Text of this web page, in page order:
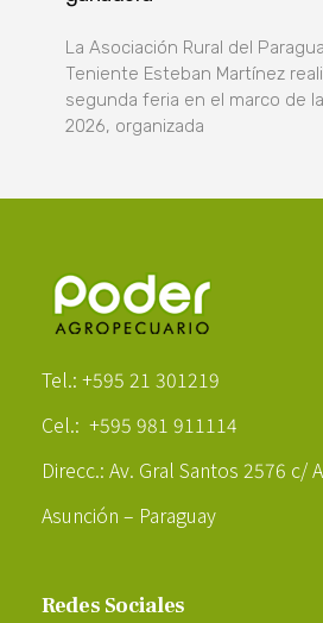
La Asociación Rural del
Teniente Esteban Martínez
segunda feria en el marco de
2026, organizada
Tel.: +595 21 301219
Cel.: +595 981 911114
Direcc.: Av. Gral Santos 2576 c/
Asunción – Paraguay
Redes Sociales